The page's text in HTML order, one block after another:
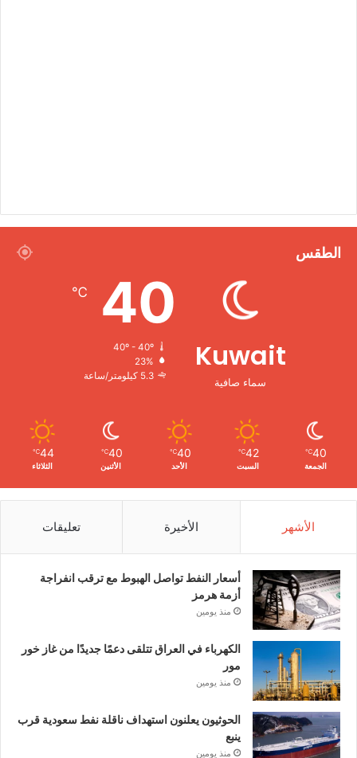
الطقس
Kuwait
سماء صافية
40
℃
40º - 40º
23%
5.3 كيلومتر/ساعة
40
℃
الجمعة
42
℃
السبت
40
℃
الأحد
40
℃
الأثنين
44
℃
الثلاثاء
الأشهر الأخيرة تعليقات
أسعار النفط تواصل الهبوط مع ترقب انفراجة
أزمة هرمز
منذ يومين
الكهرباء في العراق تتلقى دعمًا جديدًا من غاز خور
مور
منذ يومين
الحوثيون يعلنون استهداف ناقلة نفط سعودية قرب
ينبع
منذ يومين